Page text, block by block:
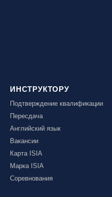
ИНСТРУКТОРУ
Подтверждение квалификации
Пересдача
Английский язык
Вакансии
Карта ISIA
Марка ISIA
Соревнования